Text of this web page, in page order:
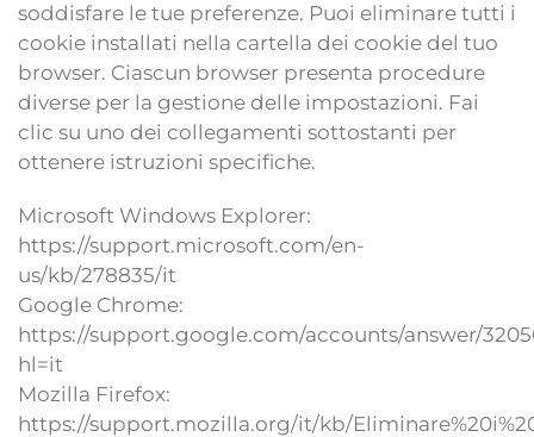
soddisfare le tue preferenze. Puoi eliminare tutti i
cookie installati nella cartella dei cookie del tuo
browser. Ciascun browser presenta procedure
diverse per la gestione delle impostazioni. Fai
clic su uno dei collegamenti sottostanti per
ottenere istruzioni specifiche.
Microsoft Windows Explorer:
https://support.microsoft.com/en-
us/kb/278835/it
Google Chrome:
https://support.google.com/accounts/answer/
hl=it
Mozilla Firefox:
https://support.mozilla.org/it/kb/